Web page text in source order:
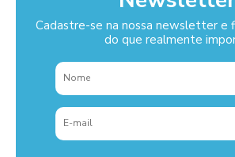
Cadastre-se na nossa newsletter e
do que realmente